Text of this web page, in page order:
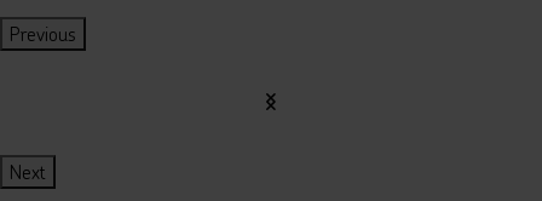
Previous
Next